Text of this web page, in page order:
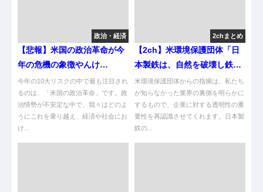
政治・経済
【悲報】米国の政治革命が今
年の危機の象徴やんけ…
今年の10大リスクの中で最も注目され
るのは、「米国の政治革命」です。政
治情勢が不安定な中で、我々はどのよ
うにこれを乗り越え、経済や社会にお
け...
2chまとめ
【2ch】米環境保護団体「日
本製鉄は、自然を破壊し鉄を
作り、気候に悪影響を及ぼし
続けるつもりでいた」
[971283288]
米環境保護団体からの指摘は、私たち
が知らなかった業界の裏側を明らかに
するもので、企業に対する透明性の重
要性を再認識させてくれます。日本製
鉄の...